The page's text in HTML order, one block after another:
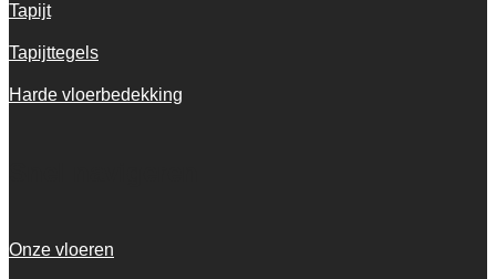
Tapijt
Tapijttegels
Harde vloerbedekking
Onze vloeren